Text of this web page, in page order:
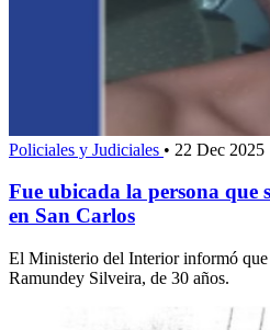
Policiales y Judiciales • 22 Dec 2025
Fue ubicada la persona que
en San Carlos
El Ministerio del Interior informó
Ramundey Silveira, de 30 años.